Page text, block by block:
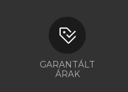
GARANTÁLT
ÁRAK